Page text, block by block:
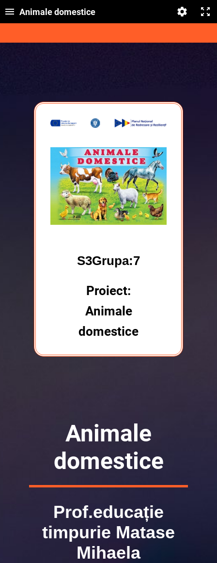
Animale domestice
S3Grupa:7
Proiect:
Animale
domestice
Animale
domestice
Prof.educație
timpurie Matase
Mihaela